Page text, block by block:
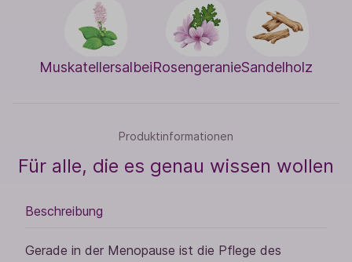
MuskatellersalbeiRosengeranieSandelholz
Produktinformationen
Für alle, die es genau wissen wollen
Beschreibung
Gerade in der Menopause ist die Pflege des